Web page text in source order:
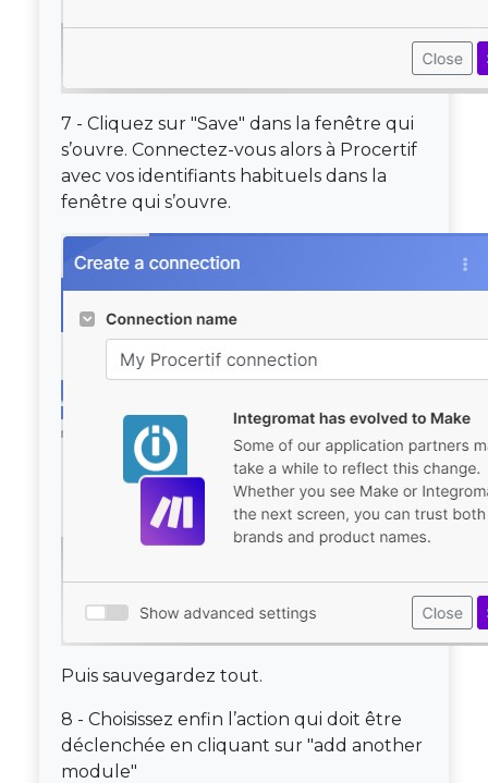
7 - Cliquez sur "Save" dans la fenêtre qui
s’ouvre. Connectez-vous alors à Procertif
avec vos identifiants habituels dans la
fenêtre qui s’ouvre.
Puis sauvegardez tout.
8 - Choisissez enfin l’action qui doit être
déclenchée en cliquant sur "add another
module"